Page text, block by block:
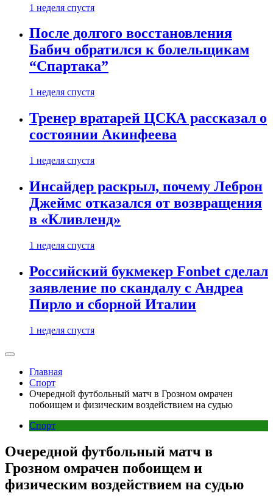
1 неделя спустя
После долгого восстановления
Бабич обратился к болельщикам
“Спартака”
1 неделя спустя
Тренер вратарей ЦСКА рассказал о
состоянии Акинфеева
1 неделя спустя
Инсайдер раскрыл, почему Леброн
Джеймс отказался от возвращения
в «Кливленд»
1 неделя спустя
Российский букмекер Fonbet сделал
заявление по скандалу с Андреа
Пирло и сборной Италии
1 неделя спустя
Главная
Спорт
Очередной футбольный матч в Грозном омрачен
побоищем и физическим воздействием на судью
Спорт
Очередной футбольный матч в
Грозном омрачен побоищем и
физическим воздействием на судью